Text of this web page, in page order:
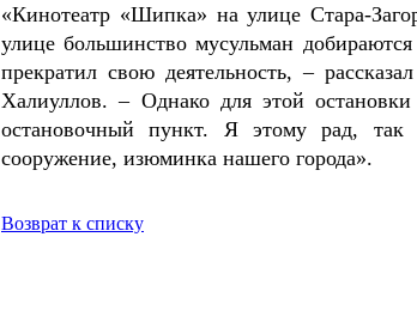
«Кинотеатр «Шипка» на улице Стара-
улице большинство мусульман
прекратил свою деятельность, –
Халиуллов. – Однако для этой
остановочный пункт. Я этому рад, так
сооружение, изюминка нашего города».
Возврат к списку